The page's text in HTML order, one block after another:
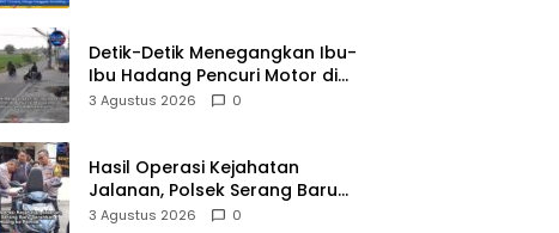
Detik-Detik Menegangkan Ibu-
Ibu Hadang Pencuri Motor di
Purwasari Karawang, Pelaku
3 Agustus 2026 0
Hasil Operasi Kejahatan
Jalanan, Polsek Serang Baru
Serahkan Motor Hilang ke
3 Agustus 2026 0